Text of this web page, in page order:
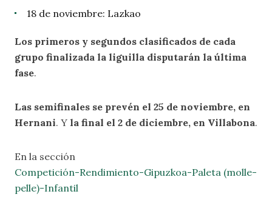
18 de noviembre: Lazkao
Los primeros y segundos clasificados de cada
grupo finalizada la liguilla disputarán la última
fase.
Las semifinales se prevén el 25 de noviembre, en
Hernani. Y la final el 2 de diciembre, en Villabona.
En la sección
Competición-Rendimiento-Gipuzkoa-Paleta (molle-
pelle)-Infantil